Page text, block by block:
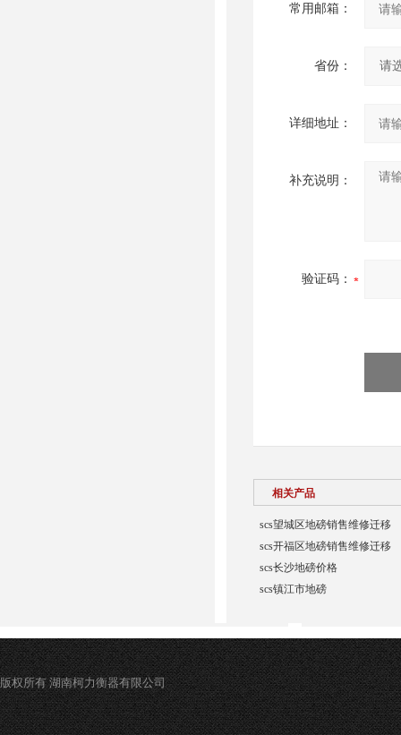
常用邮箱：
省份：
详细地址：
补充说明：
验证码：
相关产品
scs望城区地磅销售维修迁移
scs开福区地磅销售维修迁移
scs长沙地磅价格
scs镇江市地磅
版权所有 湖南柯力衡器有限公司